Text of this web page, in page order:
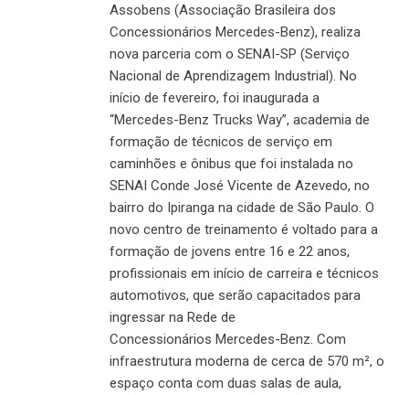
Assobens (Associação Brasileira dos
Concessionários Mercedes-Benz), realiza
nova parceria com o SENAI-SP (Serviço
Nacional de Aprendizagem Industrial). No
início de fevereiro, foi inaugurada a
“Mercedes-Benz Trucks Way”, academia de
formação de técnicos de serviço em
caminhões e ônibus que foi instalada no
SENAI Conde José Vicente de Azevedo, no
bairro do Ipiranga na cidade de São Paulo. O
novo centro de treinamento é voltado para a
formação de jovens entre 16 e 22 anos,
profissionais em início de carreira e técnicos
automotivos, que serão capacitados para
ingressar na Rede de
Concessionários Mercedes-Benz. Com
infraestrutura moderna de cerca de 570 m², o
espaço conta com duas salas de aula,